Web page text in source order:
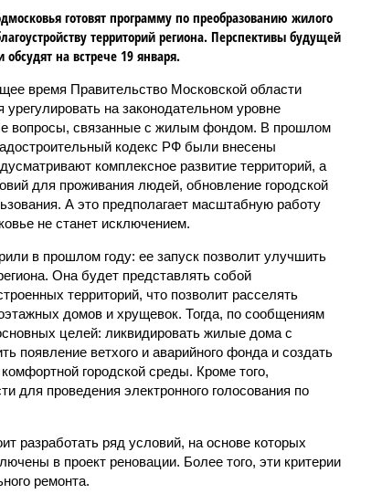
готовят программу по преобразованию жилого
территорий региона. Перспективы будущей
обсудят на встрече 19 января.
время Правительство Московской области
урегулировать на законодательном уровне
вопросы, связанные с жилым фондом. В прошлом
кодекс РФ были внесены
комплексное развитие территорий, а
для проживания людей, обновление городской
А это предполагает масштабную работу
не станет исключением.
в прошлом году: ее запуск позволит улучшить
Она будет представлять собой
территорий, что позволит расселять
домов и хрущевок. Тогда, по сообщениям
целей: ликвидировать жилые дома с
появление ветхого и аварийного фонда и создать
городской среды. Кроме того,
для проведения электронного голосования по
разработать ряд условий, на основе которых
в проект реновации. Более того, эти критерии
ремонта.